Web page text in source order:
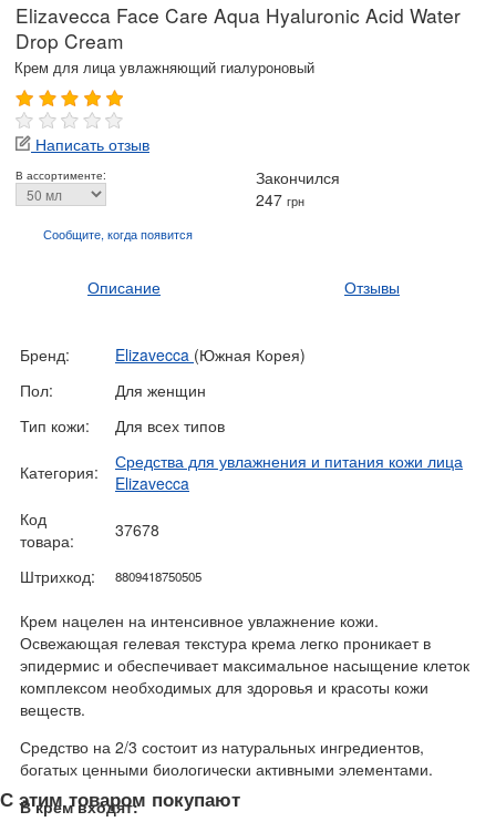
Elizavecca Face Care Aqua Hyaluronic Acid Water
Drop Cream
Крем для лица увлажняющий гиалуроновый
Написать отзыв
В ассортименте:
Закончился
247 грн
Сообщите, когдапоявится
Описание Отзывы
Бренд: Elizavecca (Южная Корея)
Пол:
Для женщин
Тип кожи:
Для всех типов
Категория:
Средства для увлажнения и питания кожи лица
Elizavecca
Код
товара:
37678
Штрихкод: 8809418750505
Крем нацелен на интенсивное увлажнение кожи.
Освежающая гелевая текстура крема легко проникает в
эпидермис и обеспечивает максимальное насыщение клеток
комплексом необходимых для здоровья и красоты кожи
веществ.
Средство на 2/3 состоит из натуральных ингредиентов,
богатых ценными биологически активными элементами.
В крем входят:
С этим товаром покупают